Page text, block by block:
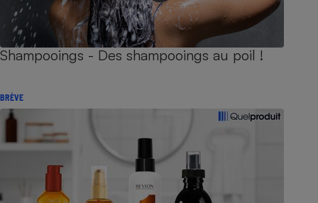
Shampooings - Des shampooings au poil !
BRÈVE